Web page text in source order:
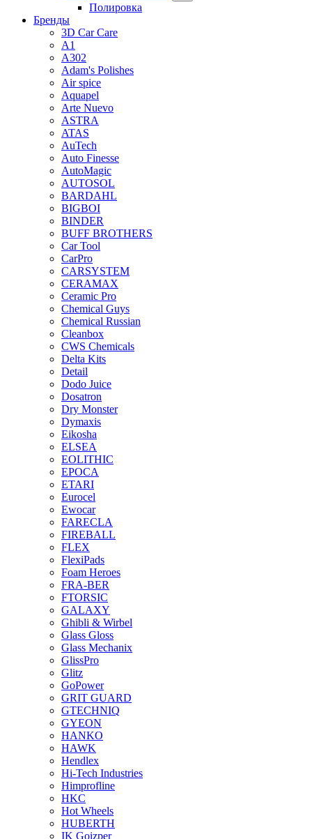
Полировка
Бренды
3D Car Care
A1
A302
Adam's Polishes
Air spice
Aquapel
Arte Nuevo
ASTRA
ATAS
AuTech
Auto Finesse
AutoMagic
AUTOSOL
BARDAHL
BIGBOI
BINDER
BUFF BROTHERS
Car Tool
CarPro
CARSYSTEM
CERAMAX
Ceramic Pro
Chemical Guys
Chemical Russian
Cleanbox
CWS Chemicals
Delta Kits
Detail
Dodo Juice
Dosatron
Dry Monster
Dymaxis
Eikosha
ELSEA
EOLITHIC
EPOCA
ETARI
Eurocel
Ewocar
FARECLA
FIREBALL
FLEX
FlexiPads
Foam Heroes
FRA-BER
FTORSIC
GALAXY
Ghibli & Wirbel
Glass Gloss
Glass Mechanix
GlissPro
Glitz
GoPower
GRIT GUARD
GTECHNIQ
GYEON
HANKO
HAWK
Hendlex
Hi-Tech Industries
Himprofline
HKC
Hot Wheels
HUBERTH
IK Goizper